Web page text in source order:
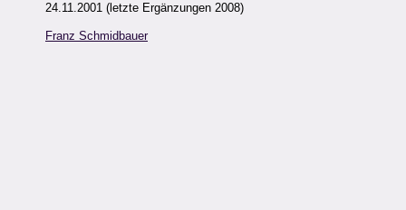
24.11.2001 (letzte Ergänzungen 2008)
Franz Schmidbauer